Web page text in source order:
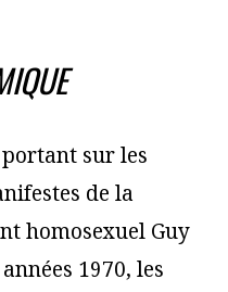
sur les
de la
homosexuel Guy
1970, les